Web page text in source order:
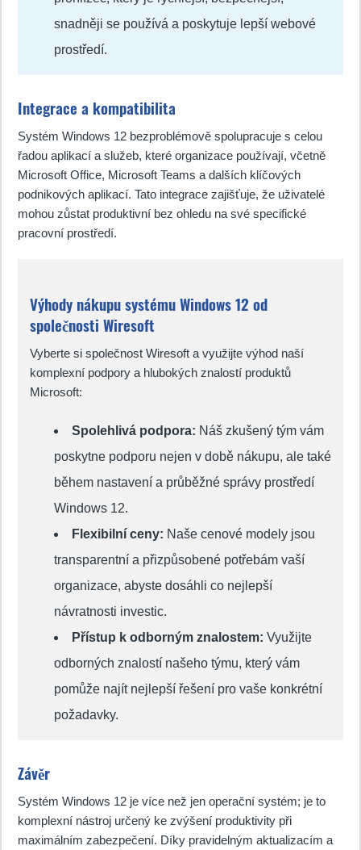
snadněji se používá a poskytuje lepší webové
prostředí.
Integrace a kompatibilita
Systém Windows 12 bezproblémově spolupracuje s celou
řadou aplikací a služeb, které organizace používají, včetně
Microsoft Office, Microsoft Teams a dalších klíčových
podnikových aplikací. Tato integrace zajišťuje, že uživatelé
mohou zůstat produktivní bez ohledu na své specifické
pracovní prostředí.
Výhody nákupu systému Windows 12 od
společnosti Wiresoft
Vyberte si společnost Wiresoft a využijte výhod naší
komplexní podpory a hlubokých znalostí produktů
Microsoft:
Spolehlivá podpora: Náš zkušený tým vám
poskytne podporu nejen v době nákupu, ale také
během nastavení a průběžné správy prostředí
Windows 12.
Flexibilní ceny: Naše cenové modely jsou
transparentní a přizpůsobené potřebám vaší
organizace, abyste dosáhli co nejlepší
návratnosti investic.
Přístup k odborným znalostem: Využijte
odborných znalostí našeho týmu, který vám
pomůže najít nejlepší řešení pro vaše konkrétní
požadavky.
Závěr
Systém Windows 12 je více než jen operační systém; je to
komplexní nástroj určený ke zvýšení produktivity při
maximálním zabezpečení. Díky pravidelným aktualizacím a